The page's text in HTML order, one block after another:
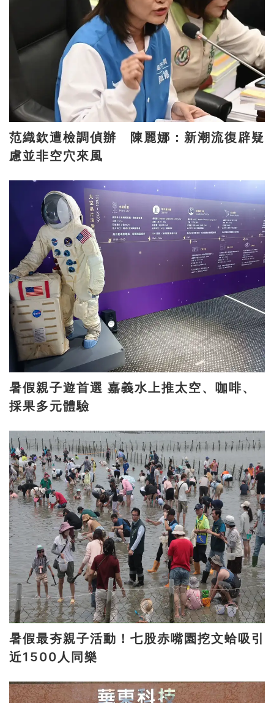
范織欽遭檢調偵辦 陳麗娜：新潮流復辟疑
慮並非空穴來風
暑假親子遊首選 嘉義水上推太空、咖啡、
採果多元體驗
暑假最夯親子活動！七股赤嘴園挖文蛤吸引
近1500人同樂